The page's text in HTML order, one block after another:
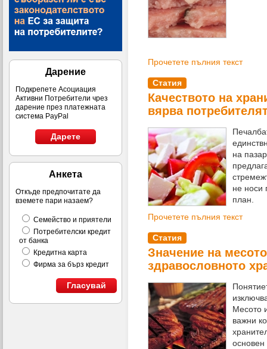
Дарение
Подкрепете Асоциация
Активни Потребители чрез
дарение през платежната
система PayPal
Дарете
Анкета
Откъде предпочитате да
вземете пари назаем?
Семейство и приятели
Потребителски кредит
от банка
Кредитна карта
Фирма за бърз кредит
Гласувай
Прочетете пълния текст
Статия
Качеството на
вярва
на
не носи
план.
Прочетете пълния текст
Статия
Значение на
здравословното
Месото
важни